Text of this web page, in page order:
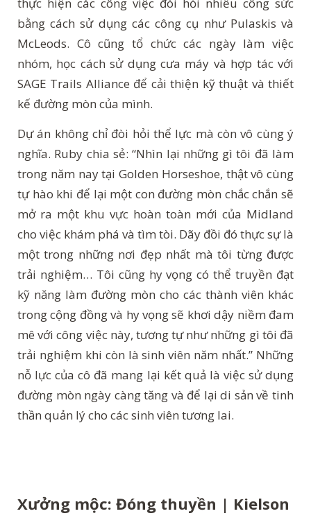
bằng cách sử dụng các công cụ như Pulaskis và
McLeods. Cô cũng tổ chức các ngày làm việc
nhóm, học cách sử dụng cưa máy và hợp tác với
SAGE Trails Alliance để cải thiện kỹ thuật và thiết
kế đường mòn của mình.
Dự án không chỉ đòi hỏi thể lực mà còn vô cùng ý
nghĩa. Ruby chia sẻ: “Nhìn lại những gì tôi đã làm
trong năm nay tại Golden Horseshoe, thật vô cùng
tự hào khi để lại một con đường mòn chắc chắn sẽ
mở ra một khu vực hoàn toàn mới của Midland
cho việc khám phá và tìm tòi. Dãy đồi đó thực sự là
một trong những nơi đẹp nhất mà tôi từng được
trải nghiệm… Tôi cũng hy vọng có thể truyền đạt
kỹ năng làm đường mòn cho các thành viên khác
trong cộng đồng và hy vọng sẽ khơi dậy niềm đam
mê với công việc này, tương tự như những gì tôi đã
trải nghiệm khi còn là sinh viên năm nhất.” Những
nỗ lực của cô đã mang lại kết quả là việc sử dụng
đường mòn ngày càng tăng và để lại di sản về tinh
thần quản lý cho các sinh viên tương lai.
Xưởng mộc: Đóng thuyền | Kielson